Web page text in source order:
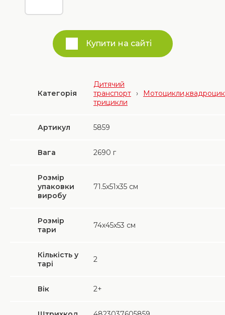
Купити на сайті
Категорія
Дитячий
транспорт ›
трицикли
Артикул 5859
Вага 2690 г
Розмір
упаковки
виробу
71.5х51х35 см
Розмір
тари
74х45х53 см
Кількість у
тарі
2
Вік 2+